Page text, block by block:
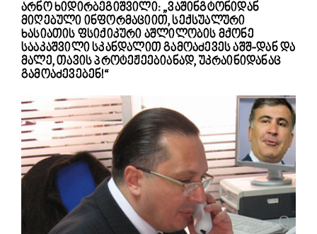
არნო ხიდირბეგიშვილი: „ვაშინგტონიდან
მიღებული ინფორმაციით, სექსუალური
ხასიათის ფსიქიკური აშლილობის მქონე
სააკაშვილი სკანდალით გამოაძევეს აშშ-დან და
მალე, თავის პროტეჟეებიანად, უკრაინიდანაც
გამოაძევებენ!“